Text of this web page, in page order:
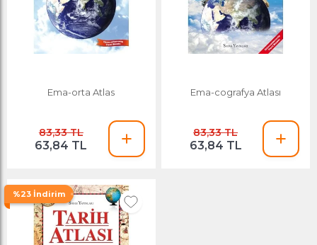
Ema-orta Atlas
83,33 TL
63,84 TL
Ema-cografya Atlası
83,33 TL
63,84 TL
%23 İndirim